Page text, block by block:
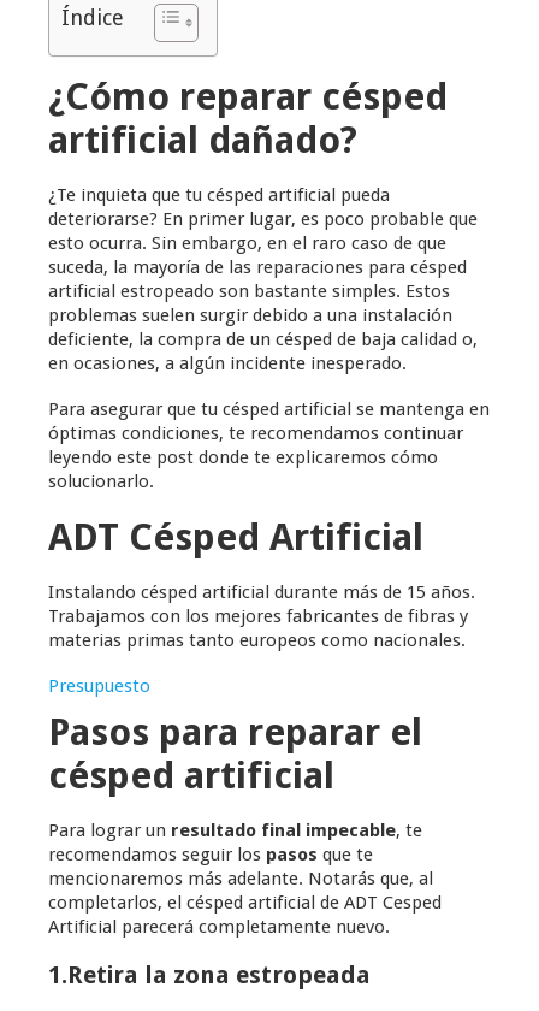
Índice
¿Cómo reparar césped
artificial dañado?
¿Te inquieta que tu césped artificial pueda
deteriorarse? En primer lugar, es poco probable que
esto ocurra. Sin embargo, en el raro caso de que
suceda, la mayoría de las reparaciones para césped
artificial estropeado son bastante simples. Estos
problemas suelen surgir debido a una instalación
deficiente, la compra de un césped de baja calidad o,
en ocasiones, a algún incidente inesperado.
Para asegurar que tu césped artificial se mantenga en
óptimas condiciones, te recomendamos continuar
leyendo este post donde te explicaremos cómo
solucionarlo.
ADT Césped Artificial
Instalando césped artificial durante más de 15 años.
Trabajamos con los mejores fabricantes de fibras y
materias primas tanto europeos como nacionales.
Presupuesto
Pasos para reparar el
césped artificial
Para lograr un resultado final impecable, te
recomendamos seguir los pasos que te
mencionaremos más adelante. Notarás que, al
completarlos, el césped artificial de ADT Cesped
Artificial parecerá completamente nuevo.
1.Retira la zona estropeada